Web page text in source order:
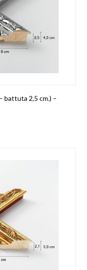
battuta 2,5 cm.) –